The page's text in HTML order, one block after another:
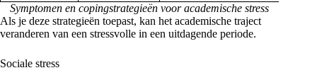
Symptomen en copingstrategieën voor academische stress
Als je deze strategieën toepast, kan het academische traject
veranderen van een stressvolle in een uitdagende periode.
Sociale stress